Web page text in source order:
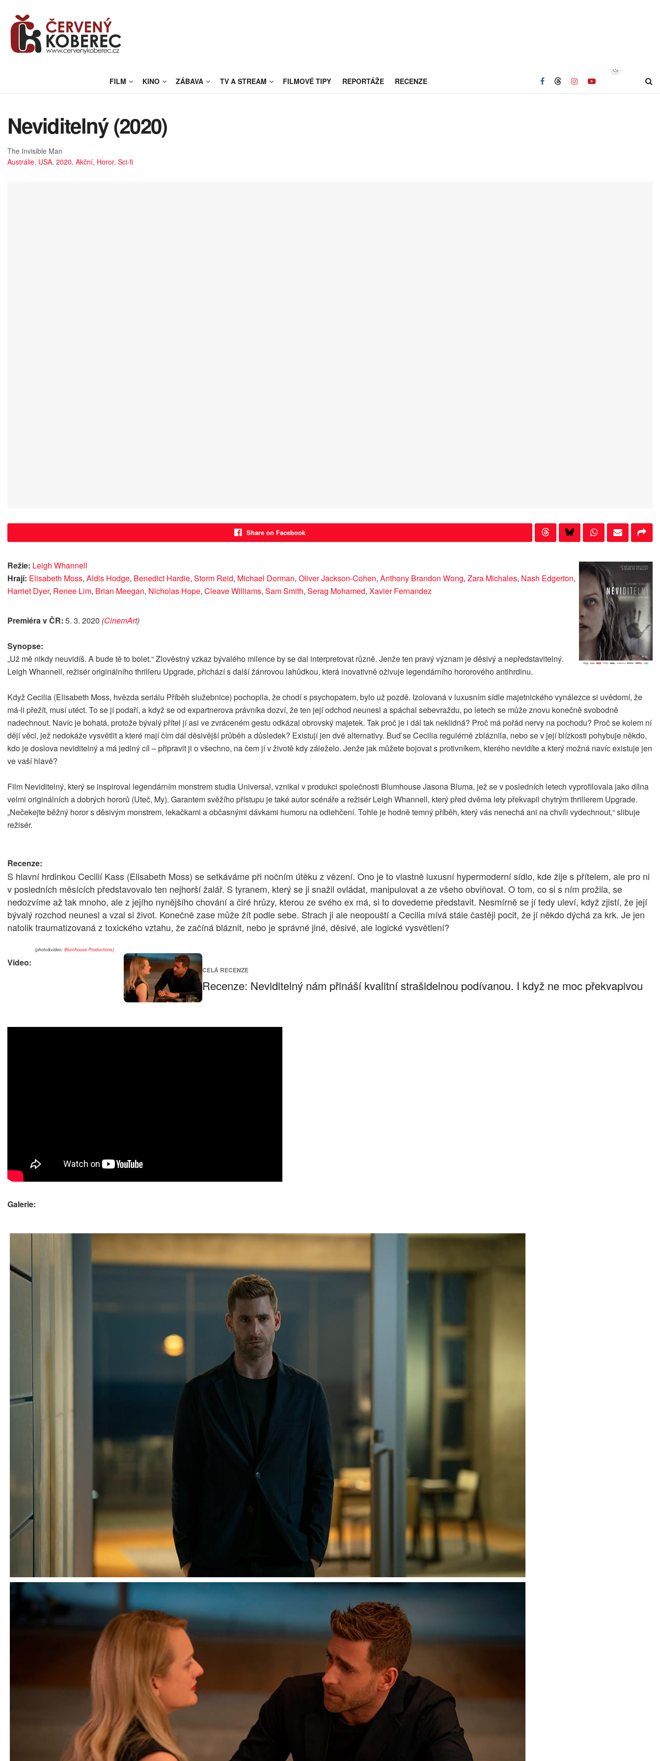
FILM KINO ZÁBAVA TV A STREAM FILMOVÉ TIPY REPORTÁŽE RECENZE
Neviditelný (2020)
The Invisible Man
Austrálie, USA, 2020, Akční, Horor, Sci-fi
Share on Facebook
Režie: Leigh Whannell
Hrají: Elisabeth Moss, Aldis Hodge, Benedict Hardie, Storm Reid, Michael Dorman, Oliver Jackson-Cohen, Anthony Brandon Wong, Zara Michales, Nash Edgerton,
Harriet Dyer, Renee Lim, Brian Meegan, Nicholas Hope, Cleave Williams, Sam Smith, Serag Mohamed, Xavier Fernandez
Premiéra v ČR: 5. 3. 2020 (CinemArt)
Synopse:
„Už mě nikdy neuvidíš. A bude tě to bolet.“ Zlověstný vzkaz bývalého milence by se dal interpretovat různě. Jenže ten pravý význam je děsivý a nepředstavitelný.
Leigh Whannell, režisér originálního thrilleru Upgrade, přichází s další žánrovou lahůdkou, která inovativně oživuje legendárního hororového antihrdinu.
Když Cecilia (Elisabeth Moss, hvězda seriálu Příběh služebnice) pochopila, že chodí s psychopatem, bylo už pozdě. Izolovaná v luxusním sídle majetnického vynálezce si uvědomí, že
má-li přežít, musí utéct. To se jí podaří, a když se od expartnerova právníka dozví, že ten její odchod neunesl a spáchal sebevraždu, po letech se může znovu konečně svobodně
nadechnout. Navíc je bohatá, protože bývalý přítel jí asi ve zvráceném gestu odkázal obrovský majetek. Tak proč je i dál tak neklidná? Proč má pořád nervy na pochodu? Proč se kolem ní
dějí věci, jež nedokáže vysvětlit a které mají čím dál děsivější průběh a důsledek? Existují jen dvě alternativy. Buď se Cecilia regulérně zbláznila, nebo se v její blízkosti pohybuje někdo,
kdo je doslova neviditelný a má jediný cíl – připravit ji o všechno, na čem jí v životě kdy záleželo. Jenže jak můžete bojovat s protivníkem, kterého nevidíte a který možná navíc existuje jen
ve vaší hlavě?
Film Neviditelný, který se inspiroval legendárním monstrem studia Universal, vznikal v produkci společnosti Blumhouse Jasona Bluma, jež se v posledních letech vyprofilovala jako dílna
velmi originálních a dobrých hororů (Uteč, My). Garantem svěžího přístupu je také autor scénáře a režisér Leigh Whannell, který před dvěma lety překvapil chytrým thrillerem Upgrade.
„Nečekejte běžný horor s děsivým monstrem, lekačkami a občasnými dávkami humoru na odlehčení. Tohle je hodně temný příběh, který vás nenechá ani na chvíli vydechnout,“ slibuje
režisér.
Recenze:
S hlavní hrdinkou Cecilií Kass (Elisabeth Moss) se setkáváme při nočním útěku z vězení. Ono je to vlastně luxusní hypermoderní sídlo, kde žije s přítelem, ale pro ni
v posledních měsících představovalo ten nejhorší žalář. S tyranem, který se ji snažil ovládat, manipulovat a ze všeho obviňovat. O tom, co si s ním prožila, se
nedozvíme až tak mnoho, ale z jejího nynějšího chování a čiré hrůzy, kterou ze svého ex má, si to dovedeme představit. Nesmírně se jí tedy uleví, když zjistí, že její
bývalý rozchod neunesl a vzal si život. Konečně zase může žít podle sebe. Strach ji ale neopouští a Cecilia mívá stále častěji pocit, že jí někdo dýchá za krk. Je jen
natolik traumatizovaná z toxického vztahu, že začíná bláznit, nebo je správné jiné, děsivé, ale logické vysvětlení?
CELÁ RECENZE
Recenze: Neviditelný nám přináší kvalitní strašidelnou podívanou. I když ne moc překvapivou
(photo&video: Blumhouse Productions)
Video:
Galerie: